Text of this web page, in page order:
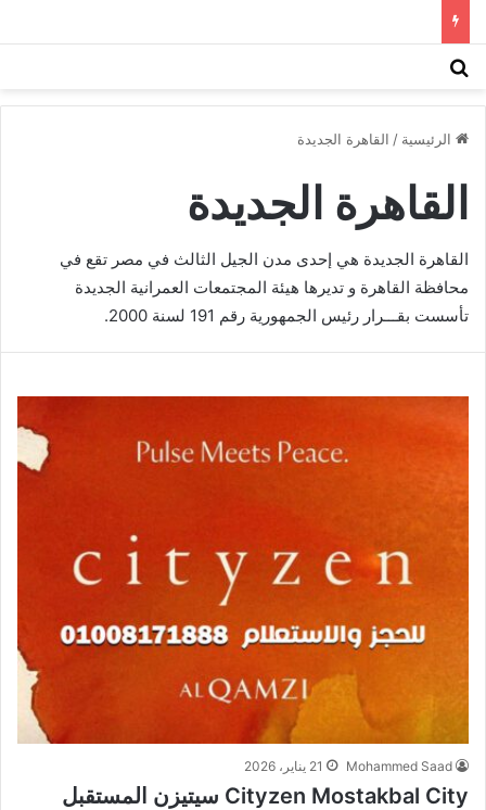
الرئيسية / القاهرة الجديدة
القاهرة الجديدة
القاهرة الجديدة هي إحدى مدن الجيل الثالث في مصر تقع في
محافظة القاهرة و تديرها هيئة المجتمعات العمرانية الجديدة
تأسست بقـــرار رئيس الجمهورية رقم 191 لسنة 2000.
Mohammed Saad 21 يناير، 2026
Cityzen Mostakbal City سيتيزن المستقبل